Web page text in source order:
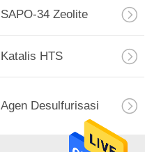
SAPO-34 Zeolite
Katalis HTS
Agen Desulfurisasi